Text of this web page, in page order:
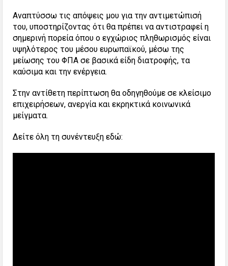
Αναπτύσσω τις απόψεις μου για την αντιμετώπισή
του, υποστηρίζοντας ότι θα πρέπει να αντιστραφεί η
σημερινή πορεία όπου ο εγχώριος πληθωρισμός είναι
υψηλότερος του μέσου ευρωπαϊκού, μέσω της
μείωσης του ΦΠΑ σε βασικά είδη διατροφής, τα
καύσιμα και την ενέργεια.
Στην αντίθετη περίπτωση θα οδηγηθούμε σε κλείσιμο
επιχειρήσεων, ανεργία και εκρηκτικά κοινωνικά
μείγματα.
Δείτε όλη τη συνέντευξη εδώ: